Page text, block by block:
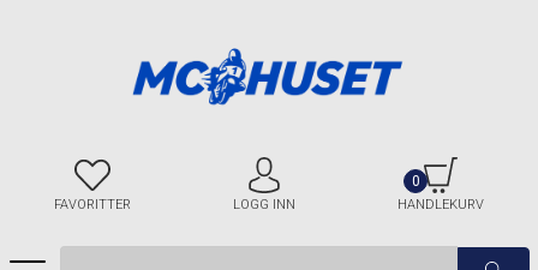
FAVORITTER LOGG INN HANDLEKURV
0